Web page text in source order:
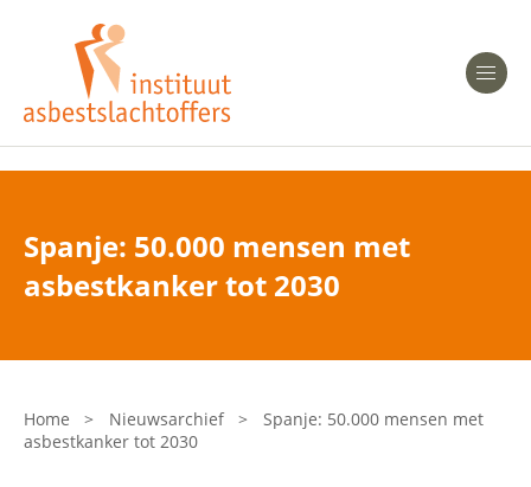
Heeft u Mesothelioom?
Heeft u Asbestose?
Bent u arts?
Asbest en Gezondheid
Laatste nieuws
Onze organisatie
Spanje: 50.000 mensen met
asbestkanker tot 2030
Home > Nieuwsarchief >
Spanje: 50.000 mensen met
asbestkanker tot 2030